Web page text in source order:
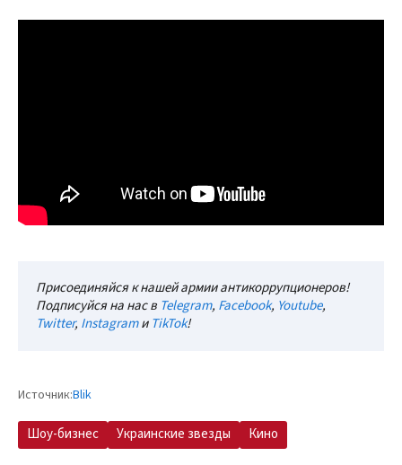
Присоединяйся к нашей армии антикоррупционеров!
Подписуйся на нас в Telegram, Facebook, Youtube,
Twitter, InstagramиTikTok!
Источник:Вlik
Шоу-бизнес Украинские звезды Кино